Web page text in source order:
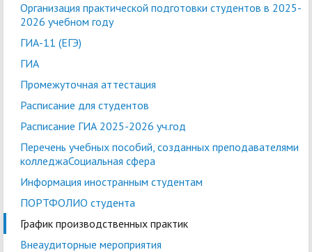
Организация практической подготовки студентов в 2025-
2026 учебном году
ГИА-11 (ЕГЭ)
ГИА
Промежуточная аттестация
Расписание для студентов
Расписание ГИА 2025-2026 уч.год
Перечень учебных пособий, созданных преподавателями
колледжаСоциальная сфера
Информация иностранным студентам
ПОРТФОЛИО студента
График производственных практик
Внеаудиторные мероприятия